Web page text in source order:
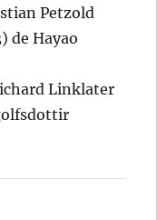
Petzold
de Hayao
Linklater